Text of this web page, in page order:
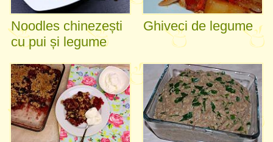
Noodles chinezești
cu pui și legume
Ghiveci de legume